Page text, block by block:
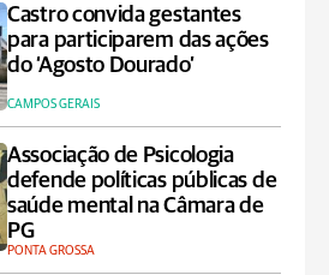
Castro convida gestantes
para participarem das ações
do ‘Agosto Dourado’
CAMPOS GERAIS
Associação de Psicologia
defende políticas públicas de
saúde mental na Câmara de
PG
PONTA GROSSA